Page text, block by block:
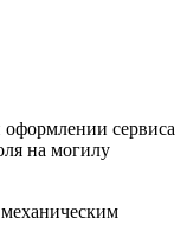
оформлении сервиса
на могилу
механическим